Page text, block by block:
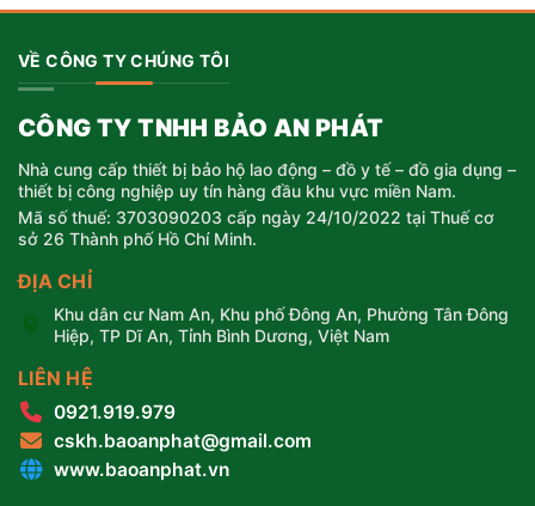
VỀ CÔNG TY CHÚNG TÔI
CÔNG TY TNHH BẢO AN PHÁT
Nhà cung cấp thiết bị bảo hộ lao động – đồ y tế – đồ gia dụng –
thiết bị công nghiệp uy tín hàng đầu khu vực miền Nam.
Mã số thuế: 3703090203 cấp ngày 24/10/2022 tại Thuế cơ
sở 26 Thành phố Hồ Chí Minh.
ĐỊA CHỈ
Khu dân cư Nam An, Khu phố Đông An, Phường Tân Đông
Hiệp, TP Dĩ An, Tỉnh Bình Dương, Việt Nam
LIÊN HỆ
0921.919.979
cskh.baoanphat@gmail.com
www.baoanphat.vn